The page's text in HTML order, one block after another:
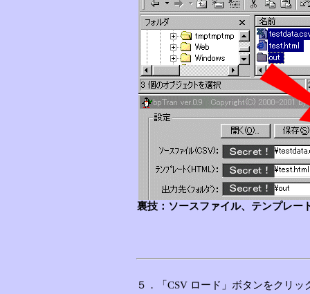
裏技：ソースファイル、テンプレー
５．「CSV ロード」ボタンをクリッ